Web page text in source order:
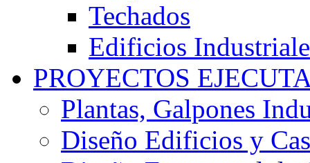
Techados
Edificios
PROYECTOS
Plantas, Galpones
Diseño Edificios y